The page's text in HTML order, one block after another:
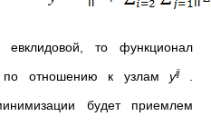
то функционал
по отношению к узламyij
будет приемлем